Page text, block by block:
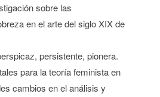
sobre las
en el arte del siglo XIX de
persistente, pionera.
para la teoría feminista en
cambios en el análisis y